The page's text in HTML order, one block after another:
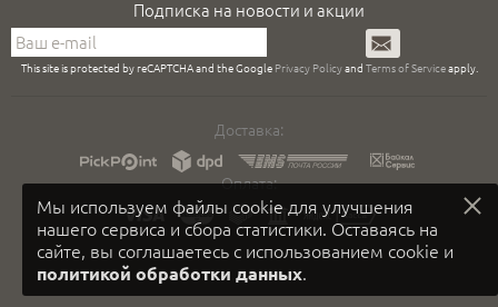
Мы используем файлы cookie для улучшения
нашего сервиса и сбора статистики. Оставаясь на
сайте, вы соглашаетесь с использованием cookie и
политикой обработки данных.
Подписка на новости и акции
Подписаться
This site is protected by reCAPTCHA and the Google Privacy Policyand Terms of Serviceapply.
Доставка:
Оплата: